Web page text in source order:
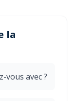
la
vous avec ?